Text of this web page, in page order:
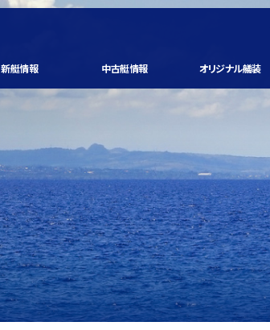
新艇情報 中古艇情報 オリジナル艤装